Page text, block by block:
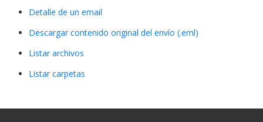
Detalle de un email
Descargar contenido original del envío (.eml)
Listar archivos
Listar carpetas